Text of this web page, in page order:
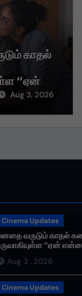
காதல்
“ஏன்
Aug 3, 2026
Cinema Updates
வருடும் காதல்
“ஏன்
Aug 3 , 2026
Cinema Updates